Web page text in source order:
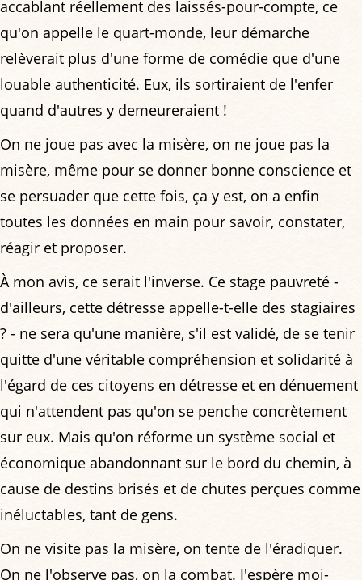
accablant réellement des laissés-pour-compte, ce
qu'on appelle le quart-monde, leur démarche
relèverait plus d'une forme de comédie que d'une
louable authenticité. Eux, ils sortiraient de l'enfer
quand d'autres y demeureraient !
On ne joue pas avec la misère, on ne joue pas la
misère, même pour se donner bonne conscience et
se persuader que cette fois, ça y est, on a enfin
toutes les données en main pour savoir, constater,
réagir et proposer.
À mon avis, ce serait l'inverse. Ce stage pauvreté -
d'ailleurs, cette détresse appelle-t-elle des stagiaires
? - ne sera qu'une manière, s'il est validé, de se tenir
quitte d'une véritable compréhension et solidarité à
l'égard de ces citoyens en détresse et en dénuement
qui n'attendent pas qu'on se penche concrètement
sur eux. Mais qu'on réforme un système social et
économique abandonnant sur le bord du chemin, à
cause de destins brisés et de chutes perçues comme
inéluctables, tant de gens.
On ne visite pas la misère, on tente de l'éradiquer.
On ne l'observe pas, on la combat. J'espère moi-